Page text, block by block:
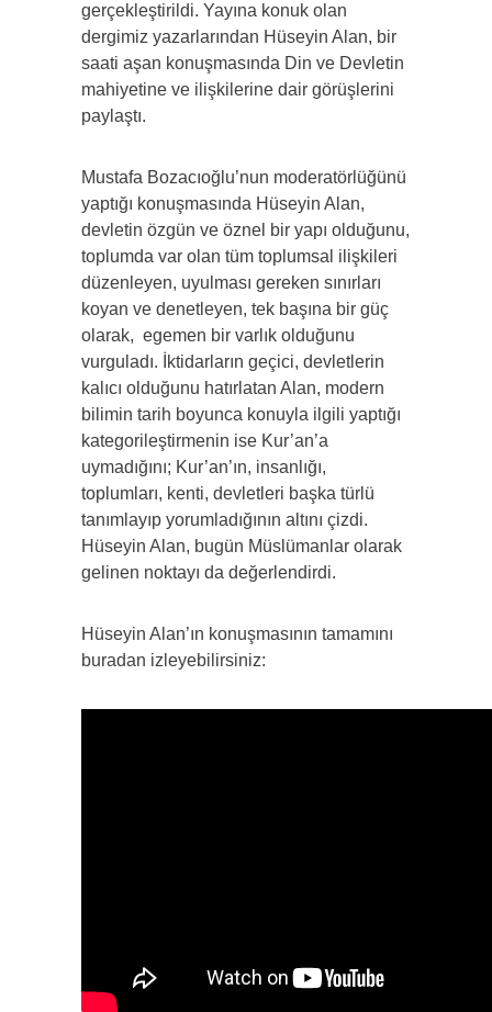
gerçekleştirildi. Yayına konuk olan
dergimiz yazarlarından Hüseyin Alan, bir
saati aşan konuşmasında Din ve Devletin
mahiyetine ve ilişkilerine dair görüşlerini
paylaştı.
Mustafa Bozacıoğlu’nun moderatörlüğünü
yaptığı konuşmasında Hüseyin Alan,
devletin özgün ve öznel bir yapı olduğunu,
toplumda var olan tüm toplumsal ilişkileri
düzenleyen, uyulması gereken sınırları
koyan ve denetleyen, tek başına bir güç
olarak, egemen bir varlık olduğunu
vurguladı. İktidarların geçici, devletlerin
kalıcı olduğunu hatırlatan Alan, modern
bilimin tarih boyunca konuyla ilgili yaptığı
kategorileştirmenin ise Kur’an’a
uymadığını; Kur’an’ın, insanlığı,
toplumları, kenti, devletleri başka türlü
tanımlayıp yorumladığının altını çizdi.
Hüseyin Alan, bugün Müslümanlar olarak
gelinen noktayı da değerlendirdi.
Hüseyin Alan’ın konuşmasının tamamını
buradan izleyebilirsiniz: